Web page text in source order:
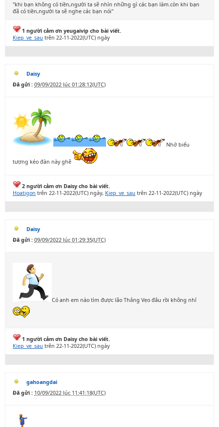
"khi bạn không có tiền,người ta sẽ nhìn những gì các bạn làm.còn khi bạn
đã có tiền,người ta sẽ nghe các bạn nói"
1 người cảm ơn yeugaivip cho bài viết.
Kiep_ve_sau trên 22-11-2022(UTC) ngày
Daisy
Đã gửi : 09/09/2022 lúc 01:28:12(UTC)
Nhớ biểu
tượng kéo đàn này ghê
2 người cảm ơn Daisy cho bài viết.
Hoatigon trên 22-11-2022(UTC) ngày, Kiep_ve_sau trên 22-11-2022(UTC) ngày
Daisy
Đã gửi : 09/09/2022 lúc 01:29:35(UTC)
Có anh em nào tìm được lão Thắng Vẹo đâu rồi không nhỉ
1 người cảm ơn Daisy cho bài viết.
Kiep_ve_sau trên 22-11-2022(UTC) ngày
gahoangdai
Đã gửi : 10/09/2022 lúc 11:41:18(UTC)